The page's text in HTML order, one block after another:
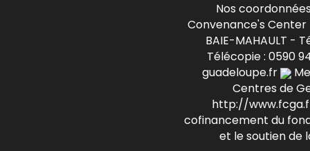
Nos coordonnées
Convenance's Center
BAIE-MAHAULT -
Télécopie : 0590
guadeloupe.fr
Centres de
http://
cofinancement du
et le soutien de